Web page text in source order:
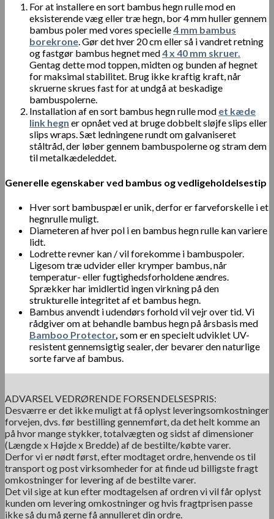
For at installere en sort bambus hegn rulle mod en
eksisterende væg eller træ hegn, bor 4 mm huller gennem
bambus poler med vores specielle4 mm bambus
borekrone. Gør det hver 20 cm eller så i vandret retning
og fastgør bambus hegnet med4 x 40 mm skruer.
Gentag dette mod toppen, midten og bunden af ​​hegnet
for maksimal stabilitet. Brug ikke kraftig kraft, når
skruerne skrues fast for at undgå at beskadige
bambuspolerne.
Installation af en sort bambus hegn rulle mod et kæde
link hegn er opnået ved at bruge dobbelt sløjfe slips eller
slips wraps. Sæt ledningene rundt om galvaniseret
ståltråd, der løber gennem bambuspolerne og stram dem
til metalkædeleddet.
Generelle egenskaber ved bambus og vedligeholdelsestip
Hver sort bambuspæl er unik, derfor er farveforskelle i et
hegnrulle muligt.
Diameteren af hver pol i en bambus hegn rulle kan variere
lidt.
Lodrette revner kan / vil forekomme i bambuspoler.
Ligesom træ udvider eller krymper bambus, når
temperatur- eller fugtighedsforholdene ændres.
Sprækker har imidlertid ingen virkning på den
strukturelle integritet af et bambus hegn.
Bambus anvendt i udendørs forhold vil vejr over tid. Vi
rådgiver om at behandle bambus hegn på årsbasis med
Bamboo Protector, som er en specielt udviklet UV-
resistent gennemsigtig sealer, der bevarer den naturlige
sorte farve af bambus.
ADVARSEL VEDRØRENDE FORSENDELSESPRIS:
Desværre er det ikke muligt at få oplyst leveringsomkostninger
forvejen, dvs. før bestilling gennemført, da det helt komme an
på hvor mange stykker, totalvægten og sidst af dimensioner
(Længde x Højde x Bredde) af de bestilte/købte varer.
Derfor vi er nødt først, efter modtaget ordre, henvende os til
transport og post virksomheder for at finde ud billigste fragt
omkostninger for levering af de bestilte varer.
Det vil sige at kun efter modtagelsen af ordren vi vil får oplyst
kunden om levering omkostninger og hvis fragtprisen passe
ikke så du må gerne få annulleret din ordre.